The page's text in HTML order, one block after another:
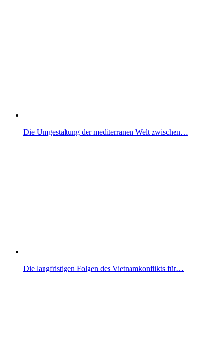
Die Umgestaltung der mediterranen Welt zwischen…
Die langfristigen Folgen des Vietnamkonflikts für…